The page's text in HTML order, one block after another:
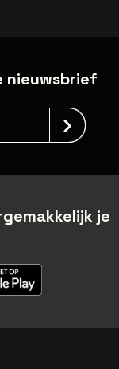
nieuwsbrief
je